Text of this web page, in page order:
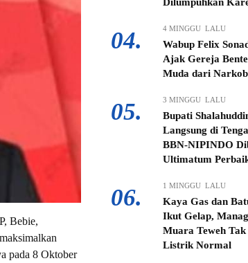
Bebie,
pada 8 Oktober
04. 4 MINGGU LALU
Wabup Felix
Ajak Gereja
Muda dari
05. 3 MINGGU LALU
Bupati
Langsung di
BBN-NIPINDO
Ultimatum
06. 1 MINGGU LALU
Kaya Gas dan
Ikut Gelap,
Muara Teweh
Listrik Normal